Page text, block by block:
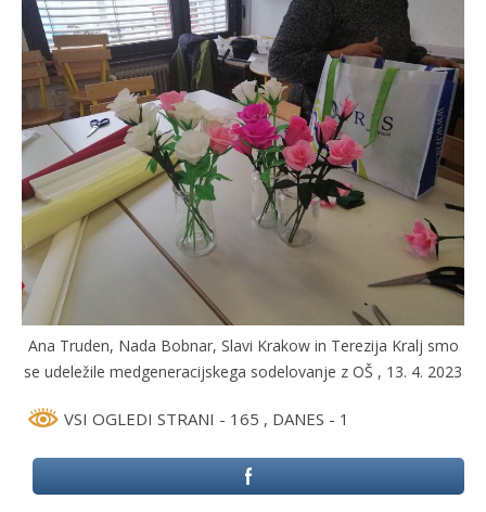
Ana Truden, Nada Bobnar, Slavi Krakow in Terezija Kralj smo
se udeležile medgeneracijskega sodelovanje z OŠ , 13. 4. 2023
VSI OGLEDI STRANI - 165 , DANES - 1